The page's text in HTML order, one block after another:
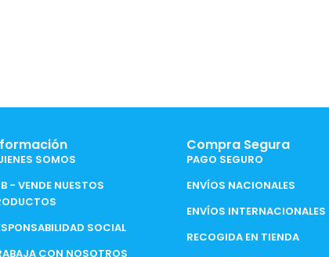
SOMOS
- VENDE NUESTOS
SOCIAL
CON NOSOTROS
Compra Segura
PAGO SEGURO
ENVÍOS NACIONALES
ENVÍOS INTERNACIONALES
RECOGIDA EN TIENDA